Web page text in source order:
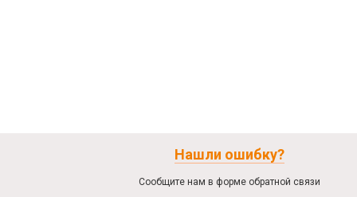
Нашли ошибку?
Сообщите нам в форме обратной связи